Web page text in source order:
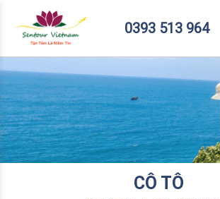
0393 513 964
CÔ TÔ